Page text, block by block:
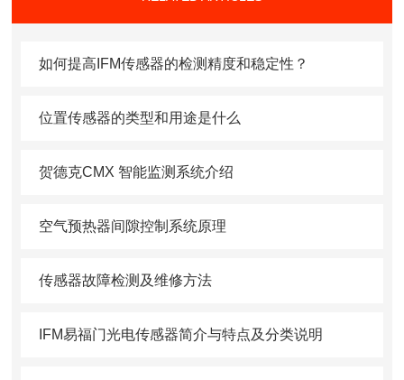
如何提高IFM传感器的检测精度和稳定性？
位置传感器的类型和用途是什么
贺德克CMX 智能监测系统介绍
空气预热器间隙控制系统原理
传感器故障检测及维修方法
IFM易福门光电传感器简介与特点及分类说明